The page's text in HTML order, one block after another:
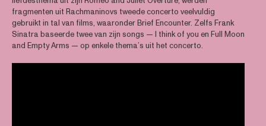
fragmenten uit Rachmaninovs tweede concerto veelvuldig
gebruikt in tal van films, waaronder Brief Encounter. Zelfs Frank
Sinatra baseerde twee van zijn songs — I think of you en Full Moon
and Empty Arms — op enkele thema’s uit het concerto.